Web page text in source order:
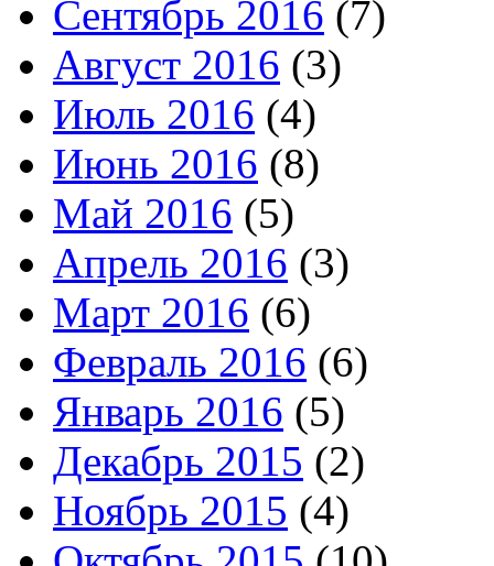
Сентябрь 2016 (7)
Август 2016 (3)
Июль 2016 (4)
Июнь 2016 (8)
Май 2016 (5)
Апрель 2016 (3)
Март 2016 (6)
Февраль 2016 (6)
Январь 2016 (5)
Декабрь 2015 (2)
Ноябрь 2015 (4)